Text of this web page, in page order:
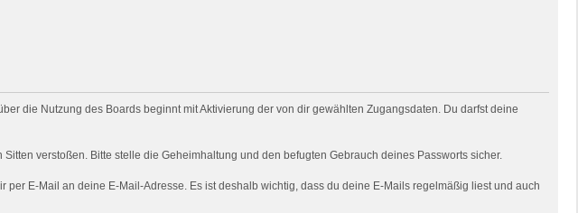
die Nutzung des Boards beginnt mit Aktivierung der von dir gewählten Zugangsdaten. Du darfst deine
verstoßen. Bitte stelle die Geheimhaltung und den befugten Gebrauch deines Passworts sicher.
E-Mail an deine E-Mail-Adresse. Es ist deshalb wichtig, dass du deine E-Mails regelmäßig liest und auch